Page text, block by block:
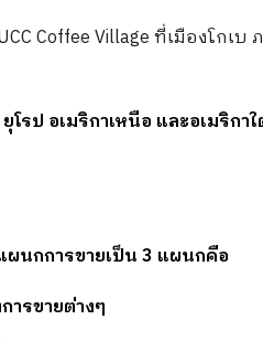
Coffee Village ที่เมืองโกเบ
รป อเมริกาเหนือ และอเมริกา
นกการขายเป็น3 แผนกคือ
ารขายต่างๆ